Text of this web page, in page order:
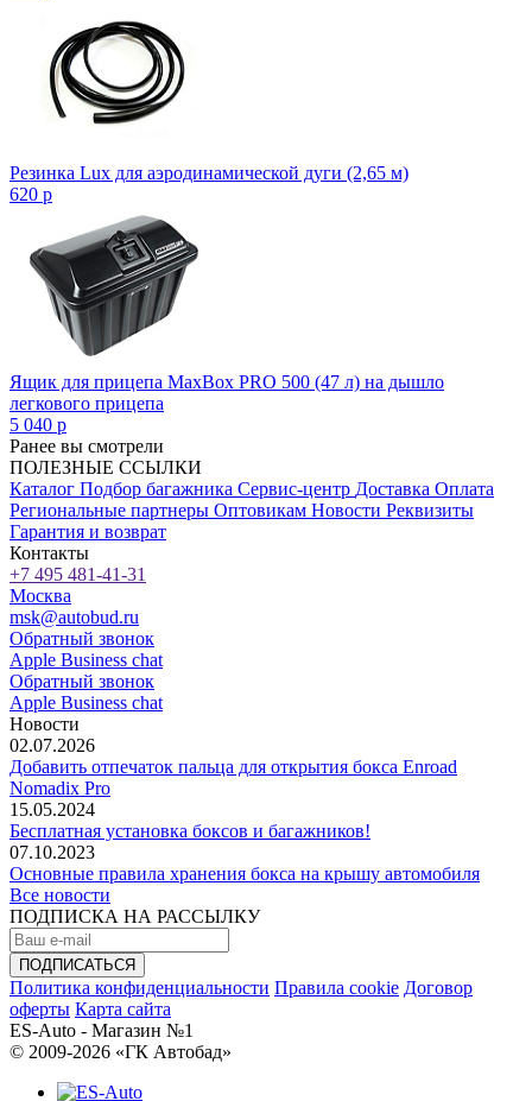
Резинка Lux для аэродинамической дуги (2,65 м)
620 p
Ящик для прицепа MaxBox PRO 500 (47 л) на дышло
легкового прицепа
5 040 p
Ранее вы смотрели
ПОЛЕЗНЫЕ ССЫЛКИ
Каталог Подбор багажника Сервис-центр Доставка Оплата
Региональные партнеры Оптовикам Новости Реквизиты
Гарантия и возврат
Контакты
+7 495 481-41-31
Москва
msk@autobud.ru
Обратный звонок
Apple Business chat
Обратный звонок
Apple Business chat
Новости
02.07.2026
Добавить отпечаток пальца для открытия бокса Enroad
Nomadix Pro
15.05.2024
Бесплатная установка боксов и багажников!
07.10.2023
Основные правила хранения бокса на крышу автомобиля
Все новости
ПОДПИСКА НА РАССЫЛКУ
Политика конфиденциальности Правила cookie Договор
оферты Карта сайта
ES-Auto - Магазин №1
© 2009-2026 «ГК Автобад»